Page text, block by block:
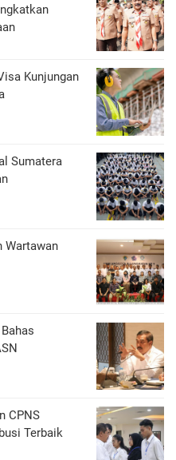
Kunjungan
Sumatera
Wartawan
CPNS
Terbaik